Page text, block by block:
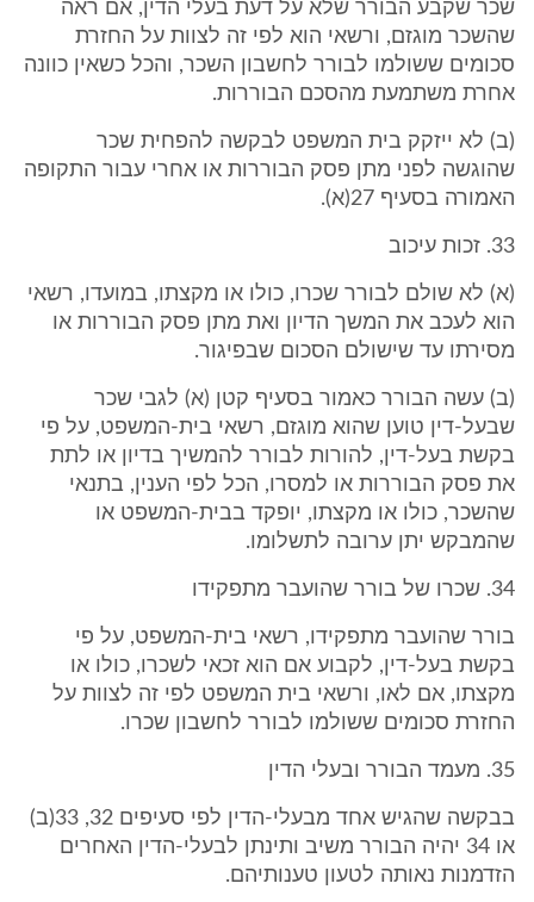
שכר שקבע הבורר שלא על דעת בעלי הדין, אם ראה
שהשכר מוגזם, ורשאי הוא לפי זה לצוות על החזרת
סכומים ששולמו לבורר לחשבון השכר, והכל כשאין כוונה
אחרת משתמעת מהסכם הבוררות.
(ב) לא ייזקק בית המשפט לבקשה להפחית שכר
שהוגשה לפני מתן פסק הבוררות או אחרי עבור התקופה
האמורה בסעיף 27(א).
33. זכות עיכוב
(א) לא שולם לבורר שכרו, כולו או מקצתו, במועדו, רשאי
הוא לעכב את המשך הדיון ואת מתן פסק הבוררות או
מסירתו עד שישולם הסכום שבפיגור.
(ב) עשה הבורר כאמור בסעיף קטן (א) לגבי שכר
שבעל-דין טוען שהוא מוגזם, רשאי בית-המשפט, על פי
בקשת בעל-דין, להורות לבורר להמשיך בדיון או לתת
את פסק הבוררות או למסרו, הכל לפי הענין, בתנאי
שהשכר, כולו או מקצתו, יופקד בבית-המשפט או
שהמבקש יתן ערובה לתשלומו.
34. שכרו של בורר שהועבר מתפקידו
בורר שהועבר מתפקידו, רשאי בית-המשפט, על פי
בקשת בעל-דין, לקבוע אם הוא זכאי לשכרו, כולו או
מקצתו, אם לאו, ורשאי בית המשפט לפי זה לצוות על
החזרת סכומים ששולמו לבורר לחשבון שכרו.
35. מעמד הבורר ובעלי הדין
בבקשה שהגיש אחד מבעלי-הדין לפי סעיפים 32, 33(ב)
או 34 יהיה הבורר משיב ותינתן לבעלי-הדין האחרים
הזדמנות נאותה לטעון טענותיהם.